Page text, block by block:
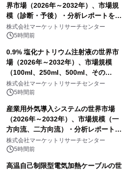
界市場（2026年～2032年）、市場規
模（診断・予後）・分析レポートを発
表
株式会社マーケットリサーチセンター
5時間前
0.9% 塩化ナトリウム注射液の世界市
場（2026年～2032年）、市場規模
（100ml、250ml、500ml、その
他）・分析レポートを発表
株式会社マーケットリサーチセンター
5時間前
産業用外気導入システムの世界市場
（2026年～2032年）、市場規模（一
方向流、二方向流）・分析レポートを
発表
株式会社マーケットリサーチセンター
5時間前
高温自己制限型電気加熱ケーブルの世